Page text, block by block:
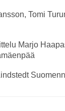
Tomi
Marjo